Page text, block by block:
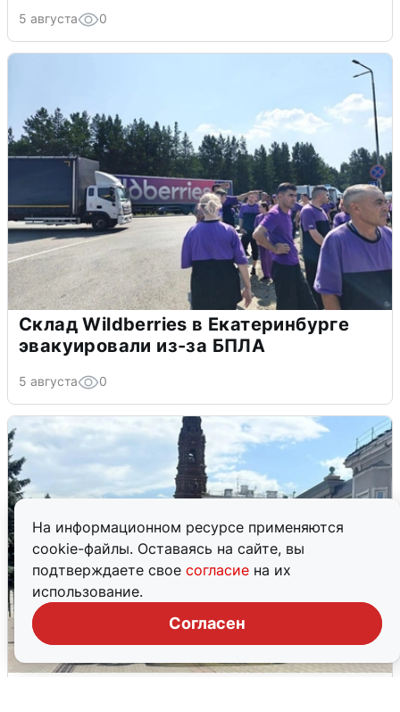
На информационном ресурсе применяются
cookie-файлы. Оставаясь на сайте, вы
подтверждаете свое согласие на их
использование.
Согласен
5 августа 0
Склад Wildberries в Екатеринбурге
эвакуировали из-за БПЛА
5 августа 0